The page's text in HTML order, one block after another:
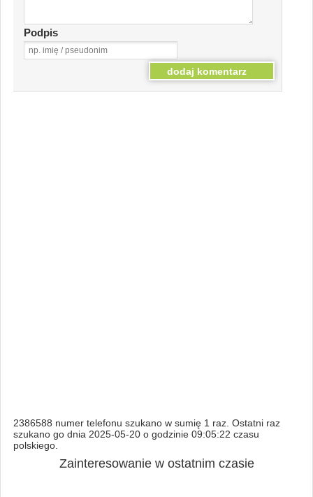
Podpis
2386588 numer telefonu szukano w sumię 1 raz. Ostatni raz
szukano go dnia 2025-05-20 o godzinie 09:05:22 czasu
polskiego.
Zainteresowanie w ostatnim czasie